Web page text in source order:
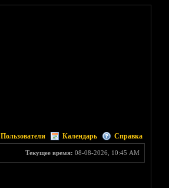
Пользователи Календарь Справка
Текущее время: 08-08-2026, 10:45 AM